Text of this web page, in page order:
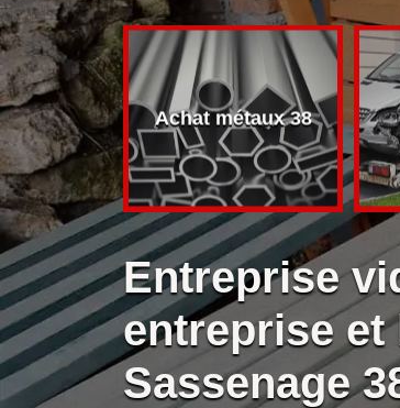
38 Achat métaux 38
Entreprise
entreprise
Sassenage